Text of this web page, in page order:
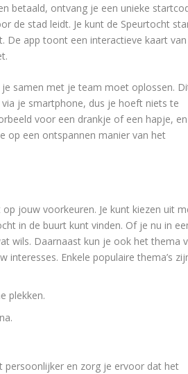
betaald, ontvang je een unieke
de stad leidt. Je kunt de Speurtocht
De app toont een interactieve kaart van
samen met je team moet oplossen.
je smartphone, dus je hoeft niets te
voor een drankje of een hapje, en
op een ontspannen manier van het
jouw voorkeuren. Je kunt kiezen uit
in de buurt kunt vinden. Of je nu in
wils. Daarnaast kun je ook het thema
Enkele populaire thema’s
plekken.
persoonlijker en zorg je ervoor dat het